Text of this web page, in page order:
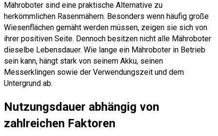
Mähroboter sind eine praktische Alternative zu
herkömmlichen Rasenmähern. Besonders wenn häufig große
Wiesenflächen gemäht werden müssen, zeigen sie sich von
ihrer positiven Seite. Dennoch besitzen nicht alle Mähroboter
dieselbe Lebensdauer. Wie lange ein Mähroboter in Betrieb
sein kann, hängt stark von seinem Akku, seinen
Messerklingen sowie der Verwendungszeit und dem
Untergrund ab.
Nutzungsdauer abhängig von
zahlreichen Faktoren